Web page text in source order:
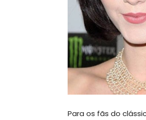
Para os fãs do